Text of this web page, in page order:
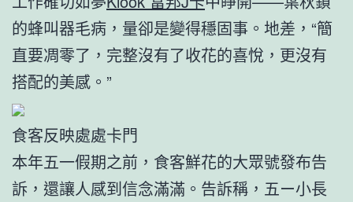
的蜂叫器毛病，量卻是變得穩固事。地差，“簡
直要凋零了，完整沒有了收花的喜悅，更沒有
搭配的美感。”
食客反映處處卡門
本年五一假期之前，食客鮮花的大眾號發布告
訴，還讓人感到信念滿滿。告訴稱，五ー小長